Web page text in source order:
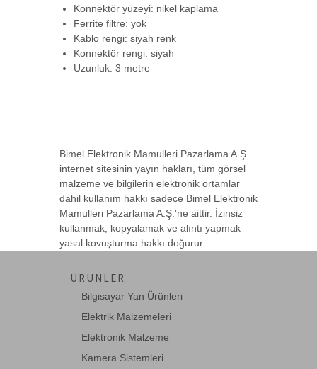
ATEN-UE350A
USB 3.0 Aktif Uzatıcı, 5 metre
5M USB 3.0 Ex-->
BA-USB2-EXT-20-1
Beek USB 2.0 Uzatma Kablosu, USB A
Erkek <-> USB -->
Beek USB 3.0 Uzatma Kablosu, USB A
Erkek <-> USB -->
Konnektör yüzeyi: nikel kaplama
Ferrite filtre: yok
Kablo rengi: siyah renk
Konnektör rengi: siyah
Uzunluk: 3 metre
Bimel Elektronik Mamulleri Pazarlama A.Ş.
internet sitesinin yayın hakları, tüm görsel
malzeme ve bilgilerin elektronik ortamlar
dahil kullanım hakkı sadece Bimel Elektronik
Mamulleri Pazarlama A.Ş.'ne aittir. İzinsiz
kullanmak, kopyalamak ve alıntı yapmak
yasal kovuşturma hakkı doğurur.
ÜRÜNLER
Bilgisayar Yan Ürünleri
Elektrik Malzemeleri
Elektronik Malzeme
Kamera Sistemleri